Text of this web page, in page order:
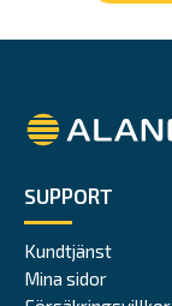
Alandia
SUPPORT
Kundtjänst
Mina sidor